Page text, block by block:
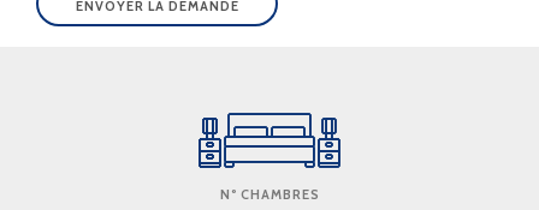
Nº CHAMBRES